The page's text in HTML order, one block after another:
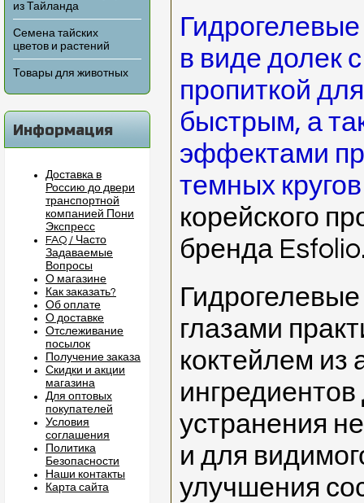
из Тайланда
Семена тайских
цветов и растений
Товары для животных
Информация
Доставка в
Россию до двери
транспортной
компанией Пони
Экспресс
FAQ / Часто
Задаваемые
Вопросы
О магазине
Как заказать?
Об оплате
О доставке
Отслеживание
посылок
Получение заказа
Скидки и акции
магазина
Для оптовых
покупателей
Условия
соглашения
Политика
Безопасности
Наши контакты
Карта сайта
в виде долек
пропиткой
быстрым, а
эффектами
темных
корейского
бренда
глазами
коктейлем из
устранения
и для
улучшения